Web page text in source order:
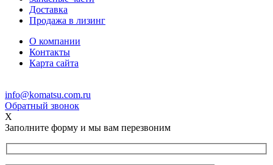
Доставка
Продажа в лизинг
О компании
Контакты
Карта сайта
info@komatsu.com.ru
Обратный звонок
X
Заполните форму и мы вам перезвоним